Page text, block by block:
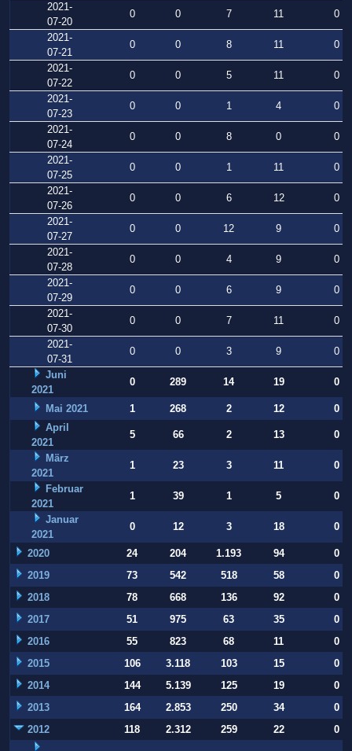
2021-
07-20
0 0 7 11
0
2021-
07-21
0 0 8 11
0
2021-
07-22
0 0 5 11
0
2021-
07-23
0 0 1 4
0
2021-
07-24
0 0 8 0
0
2021-
07-25
0 0 1 11
0
2021-
07-26
0 0 6 12
0
2021-
07-27
0 0 12 9
0
2021-
07-28
0 0 4 9
0
2021-
07-29
0 0 6 9
0
2021-
07-30
0 0 7 11
0
2021-
07-31
0 0 3 9
0
Juni
2021
0 289 14 19 0
Mai 2021 1 268 2 12
0
April
2021
5 66 2 13
0
März
2021
1 23 3 11
0
Februar
2021
1 39 1 5
0
Januar
2021
0 12 3 18 0
2020 24 204 1.193 94
0
2019
73 542 518 58
0
2018
78 668 136 92
0
2017
51 975 63 35
0
2016
55 823 68 11
0
2015
106 3.118 103 15
0
2014
144 5.139 125 19
0
2013
164 2.853 250 34
0
2012
118 2.312 259 22 0